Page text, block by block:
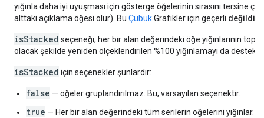
yığınla daha iyi uyuşması için gösterge öğelerinin sırasını tersine
alttaki açıklama öğesi olur). Bu ÇubukGrafikler için geçerli değildir
isStacked seçeneği, her bir alan değerindeki öğe yığınlarının
olacak şekilde yeniden ölçeklendirilen %100 yığınlamayı da
isStacked için seçenekler şunlardır:
false — öğeler gruplandırılmaz. Bu, varsayılan seçenektir.
true — Her bir alan değerindeki tüm serilerin öğelerini yığınlar.